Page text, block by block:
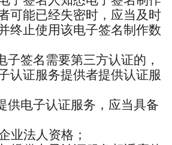
可能已经失密时，应当及时
终止使用该电子签名制作数
子签名需要第三方认证的，
认证服务提供者提供认证服
供电子认证服务，应当具备
业法人资格；